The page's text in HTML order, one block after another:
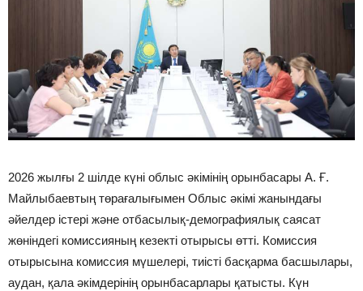
2026 жылғы 2 шілде күні облыс әкімінің орынбасары А. Ғ.
Майлыбаевтың төрағалығымен Облыс әкімі жанындағы
әйелдер істері және отбасылық-демографиялық саясат
жөніндегі комиссияның кезекті отырысы өтті. Комиссия
отырысына комиссия мүшелері, тиісті басқарма басшылары,
аудан, қала әкімдерінің орынбасарлары қатысты. Күн